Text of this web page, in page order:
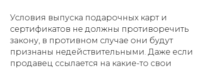
Условия выпуска подарочных карт и
сертификатов не должны противоречить
закону, в противном случае они будут
признаны недействительными. Даже если
продавец ссылается на какие-то свои